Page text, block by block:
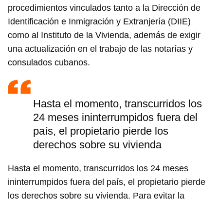
procedimientos vinculados tanto a la Dirección de
Identificación e Inmigración y Extranjería (DIIE)
como al Instituto de la Vivienda, además de exigir
una actualización en el trabajo de las notarías y
consulados cubanos.
Hasta el momento, transcurridos los
24 meses ininterrumpidos fuera del
país, el propietario pierde los
derechos sobre su vivienda
Hasta el momento, transcurridos los 24 meses
ininterrumpidos fuera del país, el propietario pierde
los derechos sobre su vivienda. Para evitar la